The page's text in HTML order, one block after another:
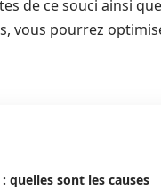
de ce souci ainsi
vous pourrez
quelles sont les causes